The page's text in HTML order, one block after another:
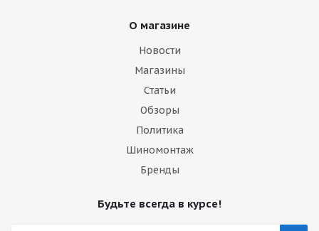
О магазине
Новости
Магазины
Статьи
Обзоры
Политика
Шиномонтаж
Бренды
Будьте всегда в курсе!